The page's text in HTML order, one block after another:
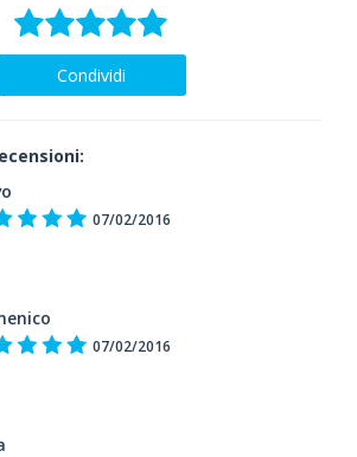
Condividi
07/02/2016
07/02/2016